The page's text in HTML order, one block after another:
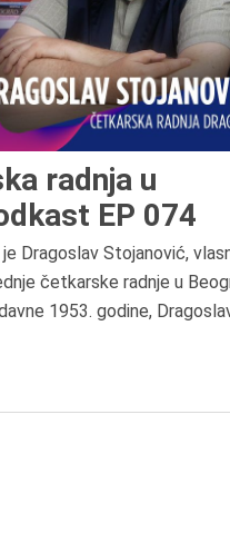
radnja u
EP 074
Dragoslav Stojanović,
četkarske radnje u
1953. godine,